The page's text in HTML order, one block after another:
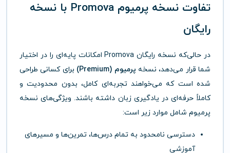
تفاوت نسخه پرمیوم Promova با نسخه
رایگان
در حالی‌که نسخه رایگان Promova امکانات پایه‌ای را در اختیار
شما قرار می‌دهد، نسخه پرمیوم (Premium)
برای کسانی طراحی
شده است که می‌خواهند تجربه‌ای کامل، بدون محدودیت و
کاملاً حرفه‌ای در یادگیری زبان داشته باشند. ویژگی‌های نسخه
پرمیوم شامل موارد زیر است:
دسترسی نامحدود به تمام درس‌ها، تمرین‌ها و مسیرهای
آموزشی